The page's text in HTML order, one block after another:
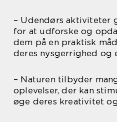
– Udendørs aktiviteter
for at udforske og
dem på en praktisk
deres nysgerrighed og
– Naturen tilbyder
oplevelser, der kan
øge deres kreativitet